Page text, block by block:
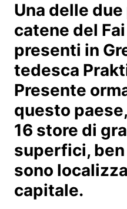
Una delle
catene del Fai
presenti in
tedesca
Presente
questo
16 store di
superfici,
sono
capitale.